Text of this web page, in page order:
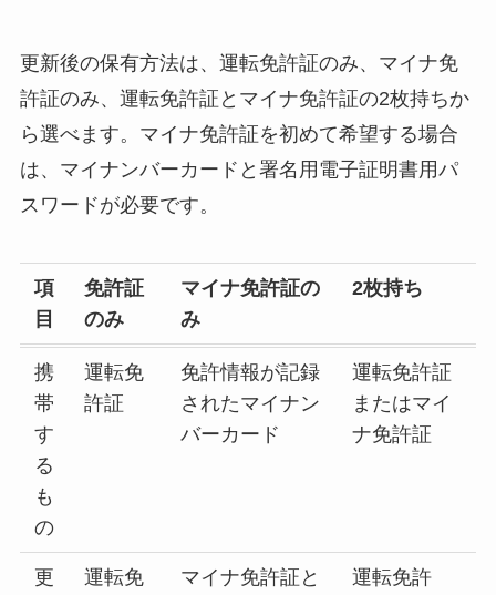
更新後の保有方法は、運転免許証のみ、マイナ免
許証のみ、運転免許証とマイナ免許証の2枚持ちか
ら選べます。マイナ免許証を初めて希望する場合
は、マイナンバーカードと署名用電子証明書用パ
スワードが必要です。
項
目
免許証
のみ
マイナ免許証の
み
2枚持ち
携
帯
す
る
も
の
運転免
許証
免許情報が記録
されたマイナン
バーカード
運転免許証
またはマイ
ナ免許証
更
運転免
マイナ免許証と
運転免許